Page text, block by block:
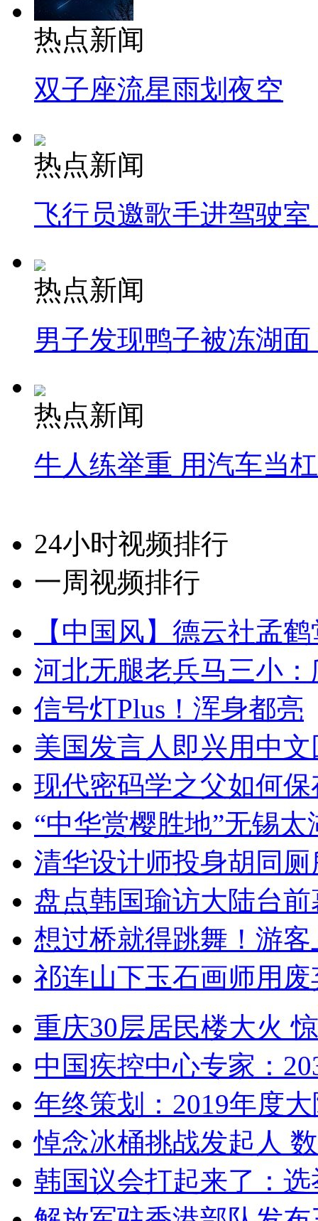
热点新闻
双子座流星雨划夜空
热点新闻
飞行员邀歌手进驾驶
热点新闻
男子发现鸭子被冻湖
热点新闻
牛人练举重 用汽车当
24小时视频排行
一周视频排行
【中国风】德云社孟
河北无腿老兵马三小
信号灯Plus！浑身都亮
美国发言人即兴用中
现代密码学之父如何
“中华赏樱胜地”无锡
清华设计师投身胡同
盘点韩国瑜访大陆台
想过桥就得跳舞！游客
祁连山下玉石画师用
重庆30层居民楼大火
中国疾控中心专家：
年终策划：2019年度
悼念冰桶挑战发起人
韩国议会打起来了：